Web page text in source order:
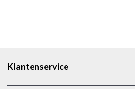
Klantenservice